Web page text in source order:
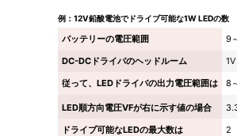
例：12V鉛酸電池でドライブ可能な1W LEDの数
バッテリーの電圧範囲
9
DC-DCドライバのヘッドルーム
1V
従って、LEDドライバの出力電圧範囲は
8
LED順方向電圧VFが右に示す値の場合
ドライブ可能なLEDの最大数は 2